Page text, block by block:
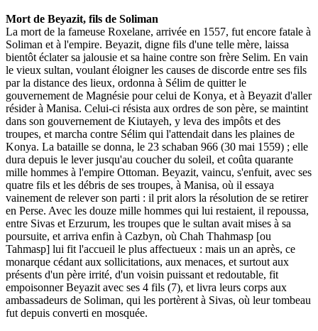
Mort de Beyazit, fils de Soliman
La mort de la fameuse Roxelane, arrivée en 1557, fut encore fatale à
Soliman et à l'empire. Beyazit, digne fils d'une telle mère, laissa
bientôt éclater sa jalousie et sa haine contre son frère Selim. En vain
le vieux sultan, voulant éloigner les causes de discorde entre ses fils
par la distance des lieux, ordonna à Sélim de quitter le
gouvernement de Magnésie pour celui de Konya, et à Beyazit d'aller
résider à Manisa. Celui-ci résista aux ordres de son père, se maintint
dans son gouvernement de Kiutayeh, y leva des impôts et des
troupes, et marcha contre Sélim qui l'attendait dans les plaines de
Konya. La bataille se donna, le 23 schaban 966 (30 mai 1559) ; elle
dura depuis le lever jusqu'au coucher du soleil, et coûta quarante
mille hommes à l'empire Ottoman. Beyazit, vaincu, s'enfuit, avec ses
quatre fils et les débris de ses troupes, à Manisa, où il essaya
vainement de relever son parti : il prit alors la résolution de se retirer
en Perse. Avec les douze mille hommes qui lui restaient, il repoussa,
entre Sivas et Erzurum, les troupes que le sultan avait mises à sa
poursuite, et arriva enfin à Cazbyn, où Chah Thahmasp [ou
Tahmasp] lui fit l'accueil le plus affectueux : mais un an après, ce
monarque cédant aux sollicitations, aux menaces, et surtout aux
présents d'un père irrité, d'un voisin puissant et redoutable, fit
empoisonner Beyazit avec ses 4 fils (7), et livra leurs corps aux
ambassadeurs de Soliman, qui les portèrent à Sivas, où leur tombeau
fut depuis converti en mosquée.